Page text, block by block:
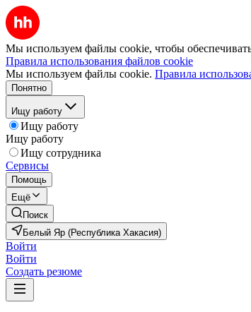
Мы используем файлы cookie, чтобы
Правила использования файлов cookie
Мы используем файлы cookie. Правила
Понятно
Ищу работу
Ищу работу
Ищу работу
Ищу сотрудника
Сервисы
Помощь
Ещё
Поиск
Белый Яр (Республика Хакасия)
Войти
Войти
Создать резюме